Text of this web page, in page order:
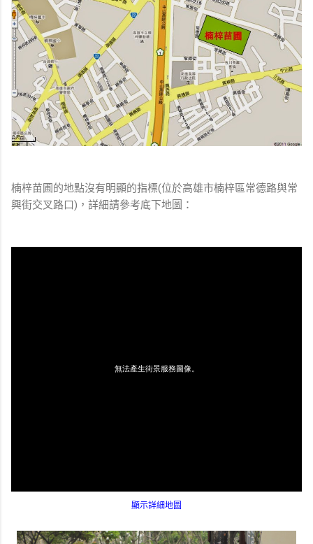
楠梓苗圃的地點沒有明顯的指標(位於高雄市楠梓區常德路與常
興街交叉路口)，詳細請參考底下地圖：
顯示詳細地圖